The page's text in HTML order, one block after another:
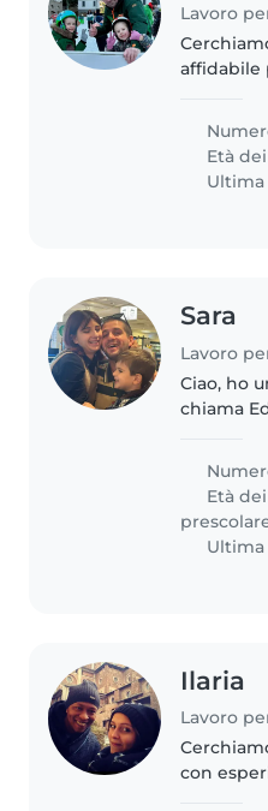
affidabile
bambini
farebbe
qualcuno
Età
Ultima
Sara
Ciao, ho
chiama
Età
Ilaria
con